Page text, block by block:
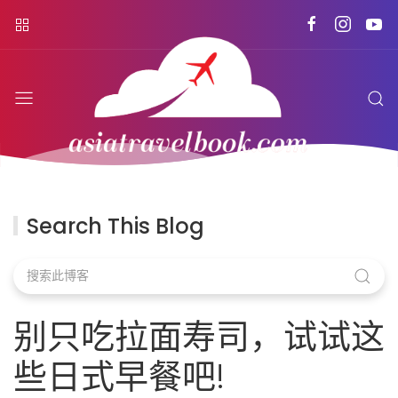
Search This Blog
别只吃拉面寿司，试试这
些日式早餐吧!